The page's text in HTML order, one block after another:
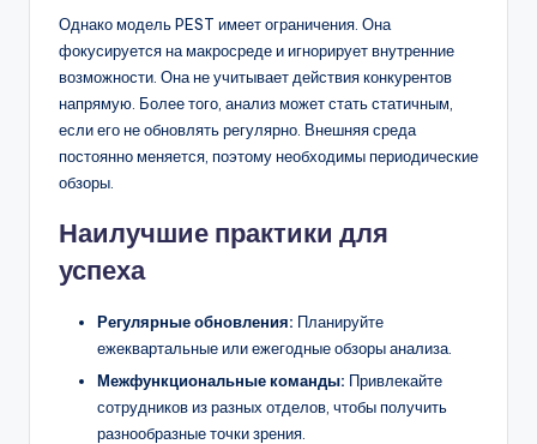
Однако модель PEST имеет ограничения. Она
фокусируется на макросреде и игнорирует внутренние
возможности. Она не учитывает действия конкурентов
напрямую. Более того, анализ может стать статичным,
если его не обновлять регулярно. Внешняя среда
постоянно меняется, поэтому необходимы периодические
обзоры.
Наилучшие практики для
успеха
Регулярные обновления: Планируйте
ежеквартальные или ежегодные обзоры анализа.
Межфункциональные команды: Привлекайте
сотрудников из разных отделов, чтобы получить
разнообразные точки зрения.